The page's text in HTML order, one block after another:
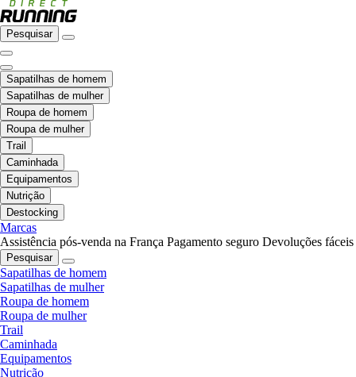
Pesquisar
Sapatilhas de homem
Sapatilhas de mulher
Roupa de homem
Roupa de mulher
Trail
Caminhada
Equipamentos
Nutrição
Destocking
Marcas
Assistência pós-venda na França Pagamento seguro Devoluções fáceis
Pesquisar
Sapatilhas de homem
Sapatilhas de mulher
Roupa de homem
Roupa de mulher
Trail
Caminhada
Equipamentos
Nutrição